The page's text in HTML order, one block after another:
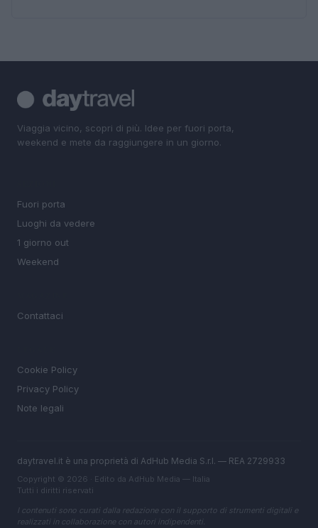
Viaggia vicino, scopri di più. Idee per fuori porta,
weekend e mete da raggiungere in un giorno.
Fuori porta
Luoghi da vedere
1 giorno out
Weekend
Contattaci
Cookie Policy
Privacy Policy
Note legali
daytravel.it è una proprietà di AdHub Media S.r.l. — REA 2729933
Copyright © 2026 · Edito da AdHub Media — Italia
Tutti i diritti riservati
I contenuti sono curati dalla redazione con il supporto di strumenti digitali e
realizzati in collaborazione con autori indipendenti.